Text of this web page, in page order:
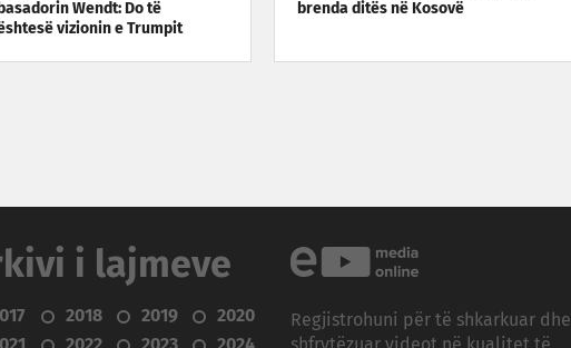
Wendt: Do të
vizionin e Trumpit
brenda ditës në Kosovë
i lajmeve
2018 2019
2020
Regjistrohuni për të shkarkuar dhe